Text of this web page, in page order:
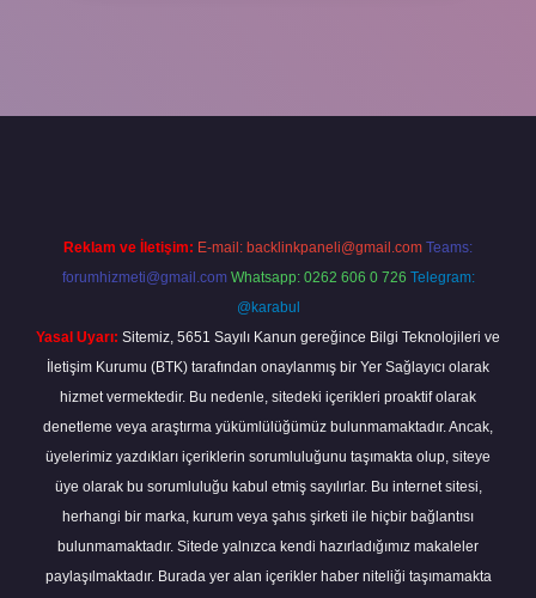
Reklam ve İletişim: E-mail: backlinkpaneli@gmail.com Teams:
forumhizmeti@gmail.com Whatsapp: 0262 606 0 726 Telegram:
@karabul
Yasal Uyarı: Sitemiz, 5651 Sayılı Kanun gereğince Bilgi Teknolojileri ve
İletişim Kurumu (BTK) tarafından onaylanmış bir Yer Sağlayıcı olarak
hizmet vermektedir. Bu nedenle, sitedeki içerikleri proaktif olarak
denetleme veya araştırma yükümlülüğümüz bulunmamaktadır. Ancak,
üyelerimiz yazdıkları içeriklerin sorumluluğunu taşımakta olup, siteye
üye olarak bu sorumluluğu kabul etmiş sayılırlar. Bu internet sitesi,
herhangi bir marka, kurum veya şahıs şirketi ile hiçbir bağlantısı
bulunmamaktadır. Sitede yalnızca kendi hazırladığımız makaleler
paylaşılmaktadır. Burada yer alan içerikler haber niteliği taşımamakta